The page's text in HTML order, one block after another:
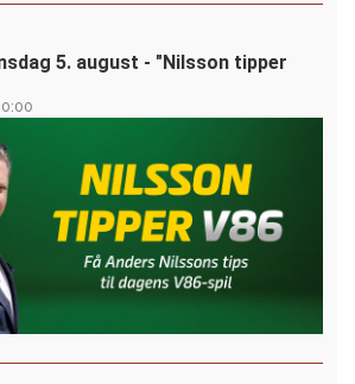
5. august - "Nilsson tipper